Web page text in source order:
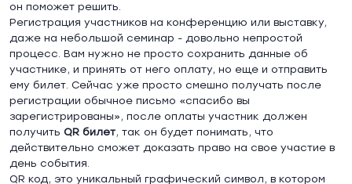
он поможет решить.
Регистрация участников на конференцию или выставку,
даже на небольшой семинар - довольно непростой
процесс. Вам нужно не просто сохранить данные об
участнике, и принять от него оплату, но еще и отправить
ему билет. Сейчас уже просто смешно получать после
регистрации обычное письмо «спасибо вы
зарегистрированы», после оплаты участник должен
получить QR билет, так он будет понимать, что
действительно сможет доказать право на свое участие в
день события.
QR код, это уникальный графический символ, в котором